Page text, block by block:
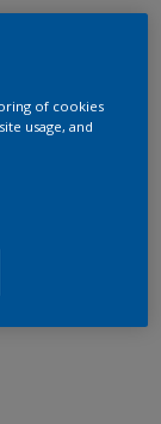
of cookies
usage, and